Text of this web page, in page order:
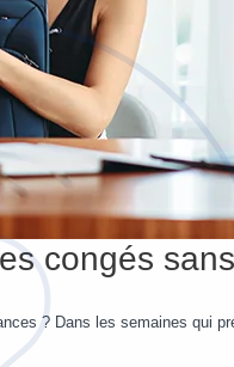
congés
? Dans les semaines qui